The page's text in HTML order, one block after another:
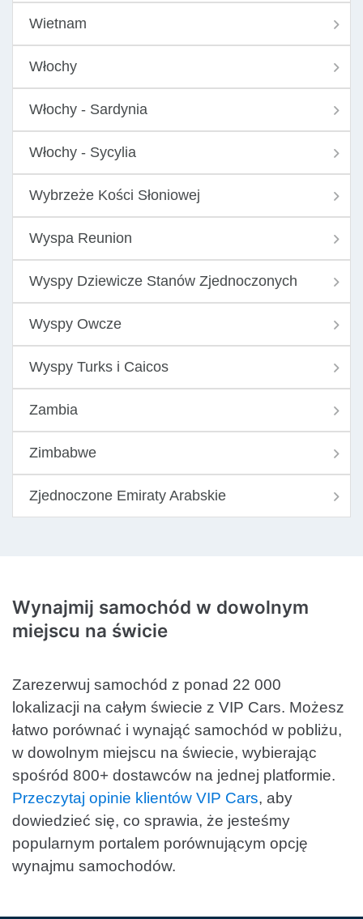
Wietnam
Włochy
Włochy - Sardynia
Włochy - Sycylia
Wybrzeże Kości Słoniowej
Wyspa Reunion
Wyspy Dziewicze Stanów Zjednoczonych
Wyspy Owcze
Wyspy Turks i Caicos
Zambia
Zimbabwe
Zjednoczone Emiraty Arabskie
Wynajmij samochód w dowolnym
miejscu na świcie
Zarezerwuj samochód z ponad 22 000
lokalizacji na całym świecie z VIP Cars. Możesz
łatwo porównać i wynająć samochód w pobliżu,
w dowolnym miejscu na świecie, wybierając
spośród 800+ dostawców na jednej platformie.
Przeczytaj opinie klientów VIP Cars, aby
dowiedzieć się, co sprawia, że jesteśmy
popularnym portalem porównującym opcję
wynajmu samochodów.